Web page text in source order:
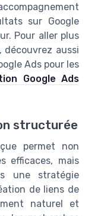
sur Google
Pour aller plus
découvrez aussi
Ads pour les
Google Ads
structurée
permet non
efficaces, mais
une stratégie
de liens de
naturel et